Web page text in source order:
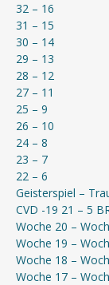
32 – 16
31 – 15
30 – 14
29 – 13
28 – 12
27 – 11
25 – 9
26 – 10
24 – 8
23 – 7
22 – 6
Geisterspiel –
CVD -19 21 – 5
Woche 20 –
Woche 19 –
Woche 18 –
Woche 17 –